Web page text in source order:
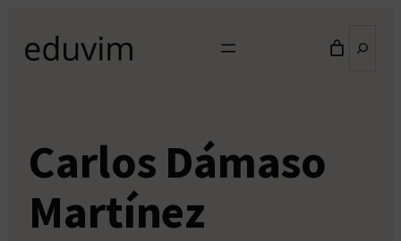
contenido
Carlos Dámaso
Martínez